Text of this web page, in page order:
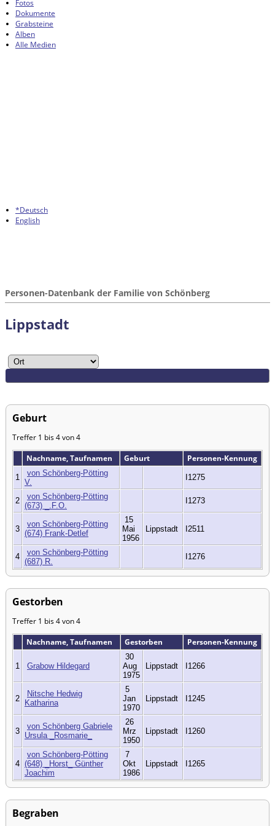
Fotos
Dokumente
Grabsteine
Alben
Alle Medien
*Deutsch
English
Personen-Datenbank der Familie von Schönberg
Lippstadt
Geburt
Treffer 1 bis 4 von 4
Nachname, Taufnamen
Geburt Personen-Kennung
1
von Schönberg-Pötting
V.
I1275
2
von Schönberg-Pötting
(673) _.F.O.
I1273
3
von Schönberg-Pötting
(674) Frank-Detlef
15
Mai
1956
Lippstadt I2511
4
von Schönberg-Pötting
(687) R.
I1276
Gestorben
Treffer 1 bis 4 von 4
Nachname, Taufnamen
Gestorben Personen-Kennung
1 Grabow Hildegard
30
Aug
1975
Lippstadt I1266
2
Nitsche Hedwig
Katharina
5
Jan
1970
Lippstadt I1245
3
von Schönberg Gabriele
Ursula _Rosmarie_
26
Mrz
1950
Lippstadt I1260
4
von Schönberg-Pötting
(648) _Horst_ Günther
Joachim
7
Okt
1986
Lippstadt I1265
Begraben